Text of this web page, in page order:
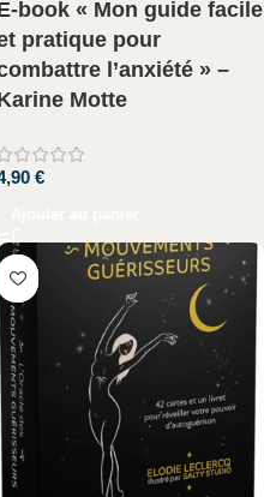
book « Mon guide facile
pratique pour
l’anxiété » –
Motte
€